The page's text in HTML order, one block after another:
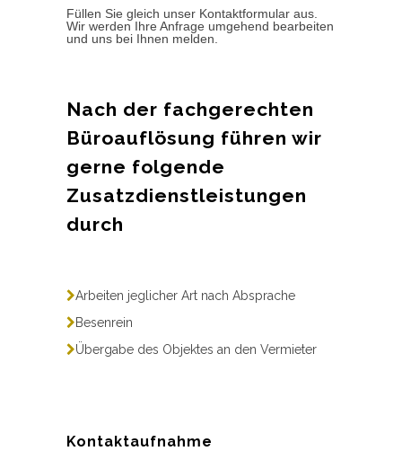
Füllen Sie gleich unser Kontaktformular aus.
Wir werden Ihre Anfrage umgehend bearbeiten
und uns bei Ihnen melden.
Nach der fachgerechten
Büroauflösung führen wir
gerne folgende
Zusatzdienstleistungen
durch
Arbeiten jeglicher Art nach Absprache
Besenrein
Übergabe des Objektes an den Vermieter
Kontaktaufnahme